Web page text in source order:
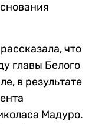
что
главы Белого
в результате
Мадуро.